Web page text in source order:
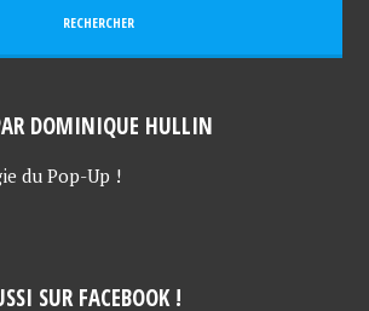
DOMINIQUE HULLIN
du Pop-Up !
SUR FACEBOOK !